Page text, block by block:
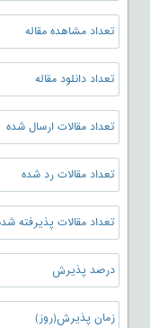
تعداد مشاهده مقاله
تعداد دانلود مقاله
تعداد مقالات ارسال شده
تعداد مقالات رد شده
تعداد مقالات پذیرفته شده
درصد پذیرش
زمان پذیرش(روز)